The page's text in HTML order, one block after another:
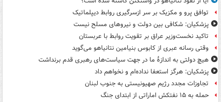
توافق پرو و مکزیک بر سر ازسرگیری روابط دیپلماتیک
پزشکیان: شکافی بین دولت و نیروهای مسلح نیست
تاکید نخست‌وزیر عراق بر تقویت روابط با عربستان
وقتی رسانه عبری از کابوس بنیامین نتانیاهو می‌گوید
هیچ دولتی به اندازۀ ما در جهت سیاست‌های رهبری قدم برنداشت
پزشکیان: هرگز استعفا نداده‌ام و نخواهم داد
تجاوزات مجدد رژیم صهیونیستی به جنوب لبنان
حمله به ۱۵ نفتکش‌ اماراتی از ابتدای جنگ